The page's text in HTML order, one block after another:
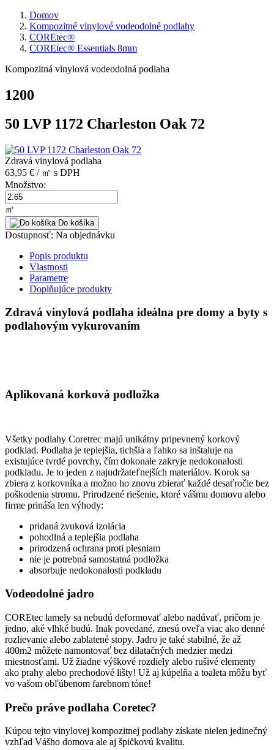
Domov
Kompozitné vinylové vodeodolné podlahy
COREtec®
COREtec® Essentials 8mm
Kompozitná vinylová vodeodolná podlaha
1200
50 LVP 1172 Charleston Oak 72
Zdravá vinylová podlaha
63,95 € / ㎡ s DPH
Množstvo:
㎡
Do košíka
Dostupnosť: Na objednávku
Popis produktu
Vlastnosti
Parametre
Doplňujúce produkty
Zdravá vinylová podlaha ideálna pre domy a byty s
podlahovým vykurovaním
Aplikovaná korková podložka
Všetky podlahy Coretrec majú unikátny pripevnený korkový
podklad. Podlaha je teplejšia, tichšia a ľahko sa inštaluje na
existujúce tvrdé povrchy, čím dokonale zakryje nedokonalosti
podkladu. Je to jeden z najudržateľnejších materiálov. Korok sa
zbiera z korkovníka a možno ho znovu zbierať každé desaťročie bez
poškodenia stromu. Prirodzené riešenie, ktoré vášmu domovu alebo
firme prináša len výhody:
pridaná zvuková izolácia
pohodlná a teplejšia podlaha
prirodzená ochrana proti plesniam
nie je potrebná samostatná podložka
absorbuje nedokonalosti podkladu
Vodeodolné jadro
COREtec lamely sa nebudú deformovať alebo nadúvať, pričom je
jedno, aké vlhké budú. Inak povedané, znesú oveľa viac ako denné
rozlievanie alebo zablatené stopy. Jadro je také stabilné, že až
400m2 môžete namontovať bez dilatačných medzier medzi
miestnosťami. Už žiadne výškové rozdiely alebo rušivé elementy
ako prahy alebo prechodové lišty! Už aj kúpelňa a toaleta môžu byť
vo vašom obľúbenom farebnom tóne!
Prečo práve podlaha Coretec?
Kúpou tejto vinylovej kompozitnej podlahy získate nielen jedinečný
vzhľad Vášho domova ale aj špičkovú kvalitu.